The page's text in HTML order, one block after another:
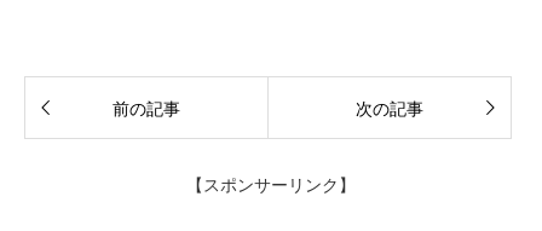
前の記事 次の記事
【スポンサーリンク】